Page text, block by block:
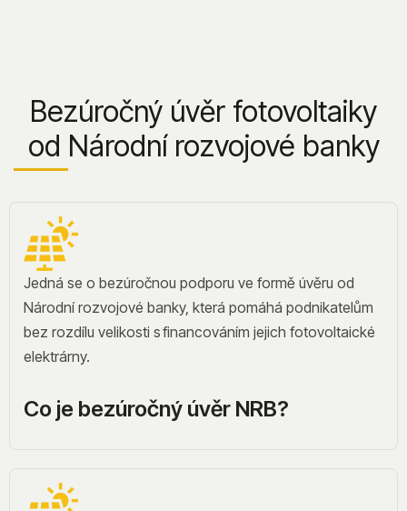
Bezúročný úvěr fotovoltaiky
od Národní rozvojové banky
Jedná se o bezúročnou podporu ve formě úvěru od
Národní rozvojové banky, která pomáhá podnikatelům
bez rozdílu velikosti s financováním jejich fotovoltaické
elektrárny.
Co je bezúročný úvěr NRB?